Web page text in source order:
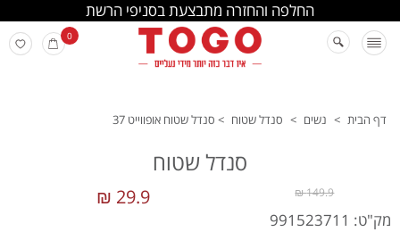
החלפה והחזרה מתבצעת בסניפי הרשת
0
דף הבית > נשים > סנדל שטוח > סנדל שטוח אופווייט 37
סנדל שטוח
29.9 ₪ 149.9 ₪
מק"ט: 991523711